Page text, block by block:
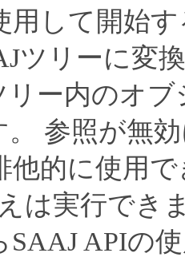
用して開始
ツリーに変
リー内のオ
参照が無
他的に使用
は実行でき
SAAJ APIの